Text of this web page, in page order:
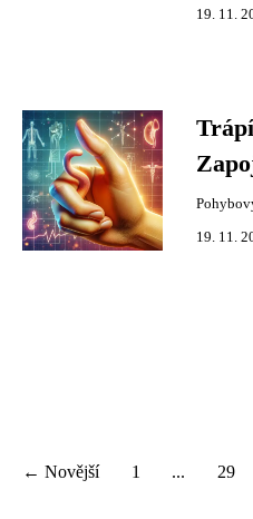
19. 11.
19. 11.
← Novější 1 ... 29